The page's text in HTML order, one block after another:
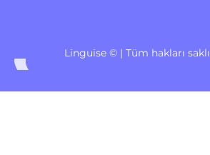
Linguise © | Tüm hakları